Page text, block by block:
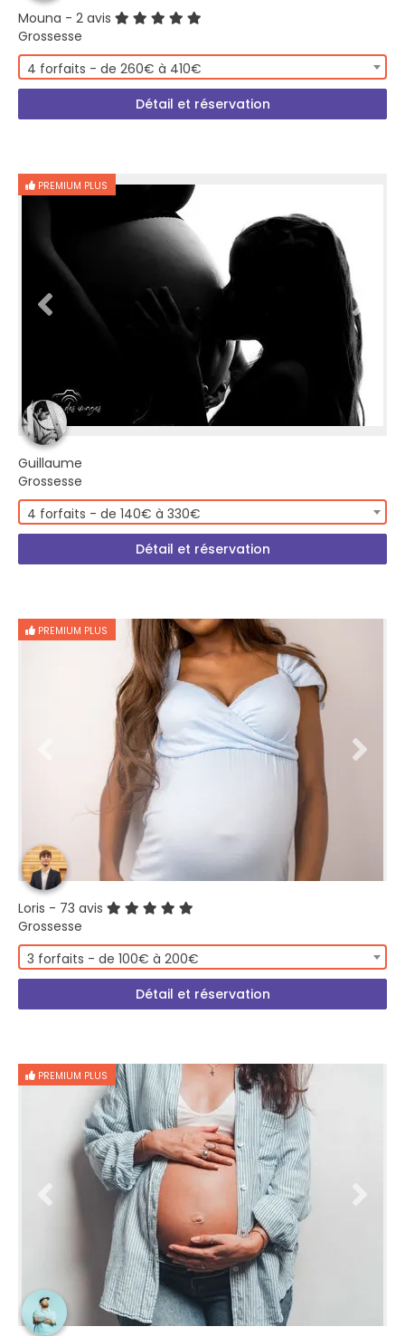
Mouna - 2 avis
Grossesse
4 forfaits - de 260€ à 410€
Détail et réservation
PREMIUM PLUS
Guillaume
Grossesse
4 forfaits - de 140€ à 330€
Détail et réservation
PREMIUM PLUS
Loris - 73 avis
Grossesse
3 forfaits - de 100€ à 200€
Détail et réservation
PREMIUM PLUS